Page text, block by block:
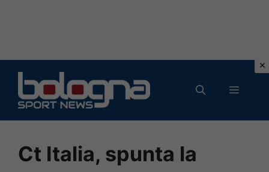
contenuto
MENU
Ct Italia, spunta la